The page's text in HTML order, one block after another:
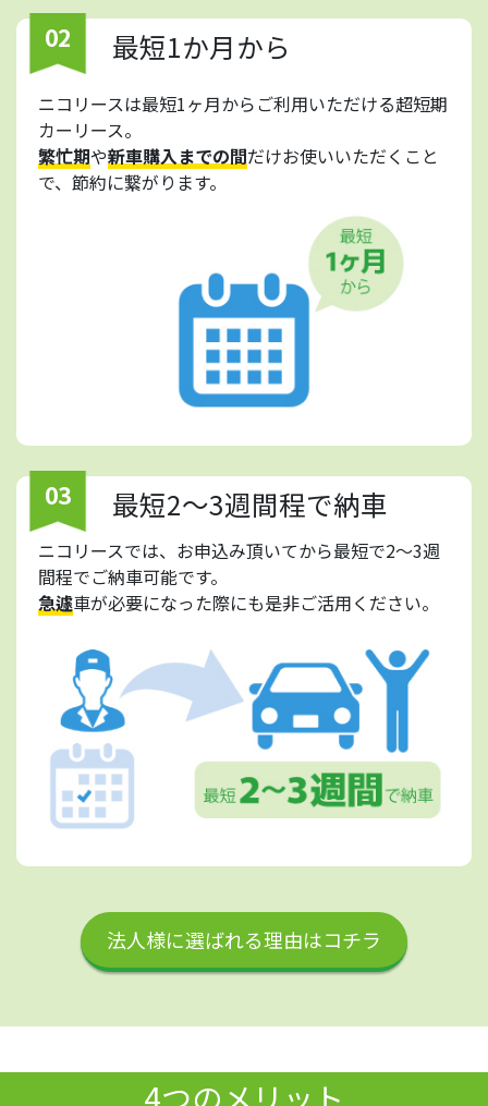
02 最短1か月から
ニコリースは最短1ヶ月からご利用いただける超短期
カーリース。
繁忙期や新車購入までの間だけお使いいただくこと
で、節約に繋がります。
03 最短2～3週間程で納車
ニコリースでは、お申込み頂いてから最短で2～3週
間程でご納車可能です。
急遽車が必要になった際にも是非ご活用ください。
法人様に選ばれる理由はコチラ
4つのメリット